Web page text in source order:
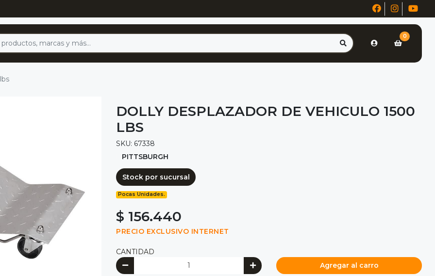
0
DOLLY DESPLAZADOR DE VEHICULO 1500
LBS
SKU: 67338
PITTSBURGH
Stock por sucursal
Pocas Unidades.
$ 156.440
PRECIO EXCLUSIVO INTERNET
CANTIDAD
Agregar al carro